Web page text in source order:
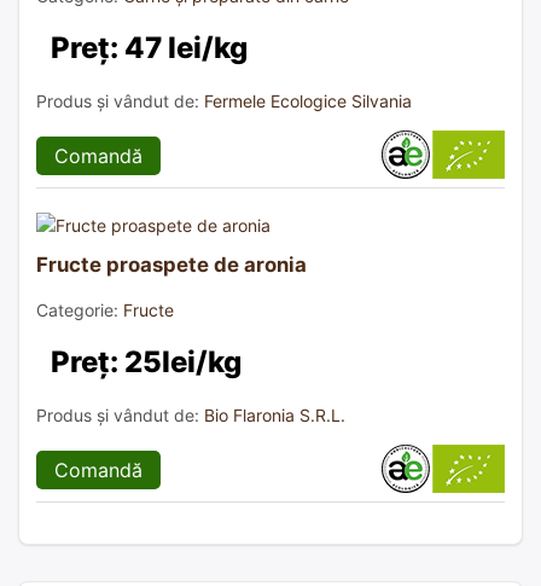
Preț: 47 lei/kg
Produs și vândut de: Fermele Ecologice Silvania
Comandă
Fructe proaspete de aronia
Categorie: Fructe
Preț: 25lei/kg
Produs și vândut de: Bio Flaronia S.R.L.
Comandă